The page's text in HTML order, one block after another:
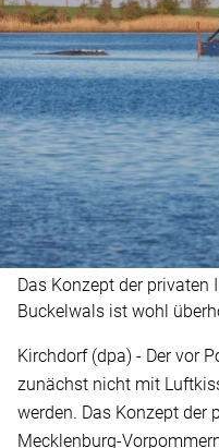
Das Konzept der privaten
Buckelwals ist wohl
Kirchdorf (dpa) - Der vor
zunächst nicht mit
werden. Das Konzept
Mecklenburg-